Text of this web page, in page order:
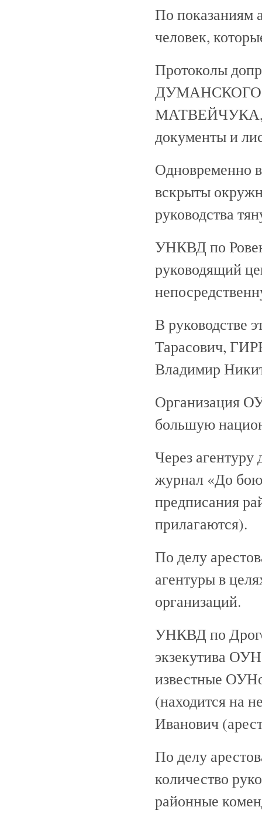
По показаниям
человек,
Протоколы
МАТВЕЙЧУКА,
документы и
Одновременно
вскрыты
руководства
УНКВД по
руководящий
В руководстве
Тарасович,
Владимир
Организация
большую
Через
журнал «До
предписания
прилагаются).
По делу
агентуры в
организаций.
УНКВД по
экзекутива
известные
(находится на
Иванович
По делу
количество
районные